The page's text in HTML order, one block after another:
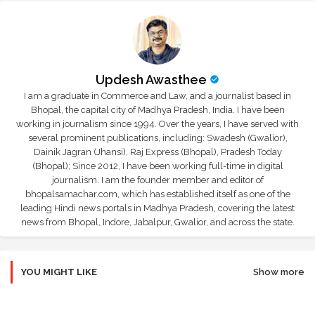
Updesh Awasthee
I am a graduate in Commerce and Law, and a journalist based in
Bhopal, the capital city of Madhya Pradesh, India. I have been
working in journalism since 1994. Over the years, I have served with
several prominent publications, including: Swadesh (Gwalior),
Dainik Jagran (Jhansi), Raj Express (Bhopal), Pradesh Today
(Bhopal); Since 2012, I have been working full-time in digital
journalism. I am the founder member and editor of
bhopalsamachar.com, which has established itself as one of the
leading Hindi news portals in Madhya Pradesh, covering the latest
news from Bhopal, Indore, Jabalpur, Gwalior, and across the state.
YOU MIGHT LIKE Show more